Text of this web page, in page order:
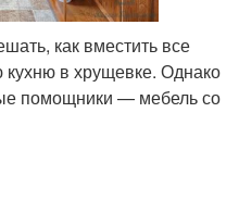
как вместить все
кухню в хрущевке. Однако
помощники — мебель со